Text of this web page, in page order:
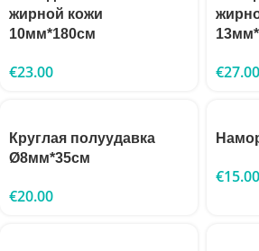
жирной кожи
10мм*180см
€23.00 €27.00
Круглая полуудавка
Ø8мм*35см
€20.00
€15.00